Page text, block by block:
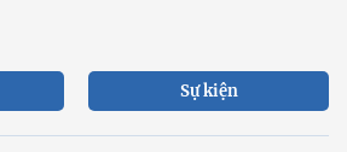
Sự kiện